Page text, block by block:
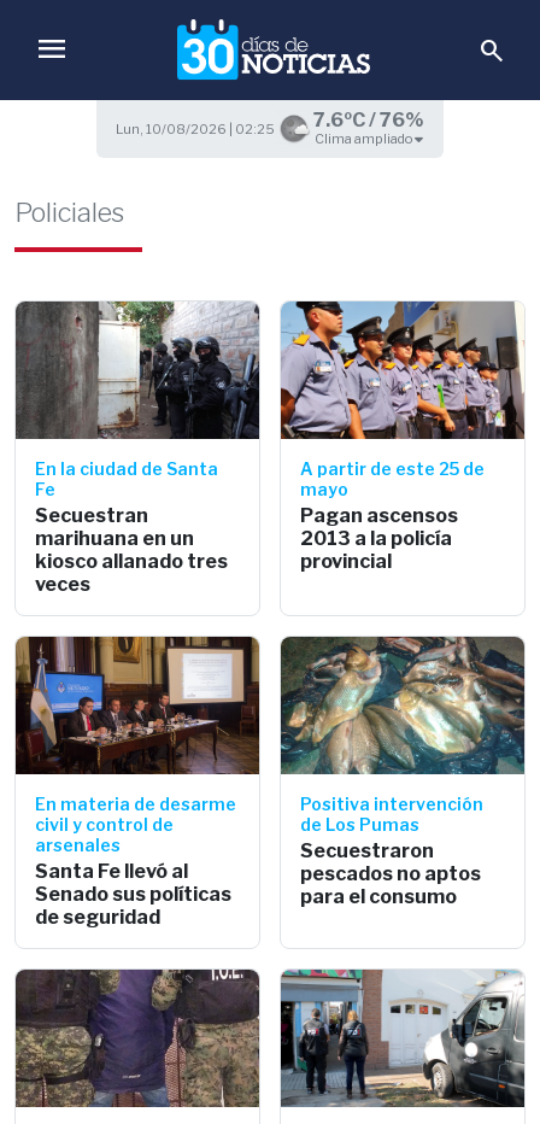
menu search
Lun, 10/08/2026 | 02:25 7.6ºC / 76%
Clima ampliado
Policiales
En la ciudad de Santa
Fe
Secuestran
marihuana en un
kiosco allanado tres
veces
A partir de este 25 de
mayo
Pagan ascensos
2013 a la policía
provincial
En materia de desarme
civil y control de
arsenales
Santa Fe llevó al
Senado sus políticas
de seguridad
Positiva intervención
de Los Pumas
Secuestraron
pescados no aptos
para el consumo